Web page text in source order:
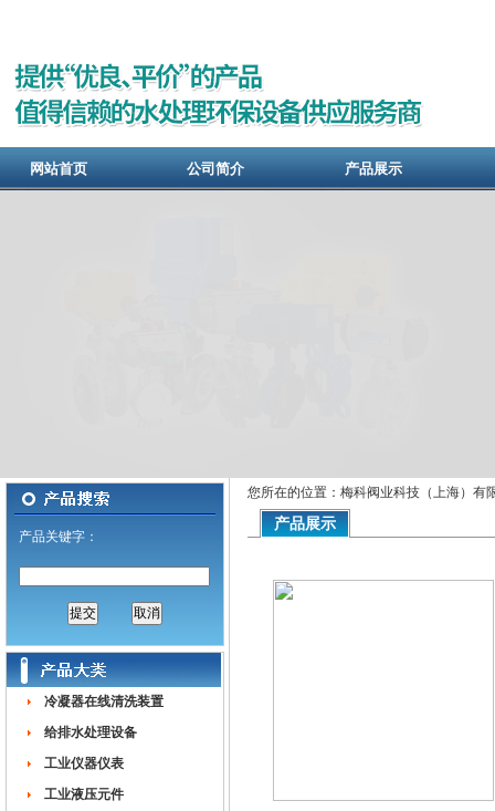
网站首页 公司简介 产品展示
产品关键字：
冷凝器在线清洗装置
给排水处理设备
工业仪器仪表
工业液压元件
您所在的位置：梅科阀业科技（上海）有
产品展示